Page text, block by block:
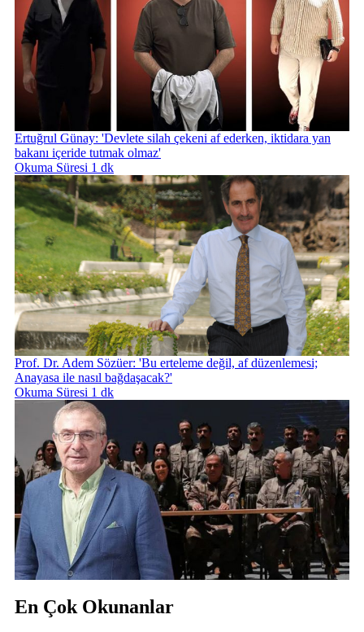
Ertuğrul Günay: 'Devlete silah çekeni af ederken, iktidara yan
bakanı içeride tutmak olmaz'
Okuma Süresi 1 dk
Prof. Dr. Adem Sözüer: 'Bu erteleme değil, af düzenlemesi;
Anayasa ile nasıl bağdaşacak?'
Okuma Süresi 1 dk
En Çok Okunanlar